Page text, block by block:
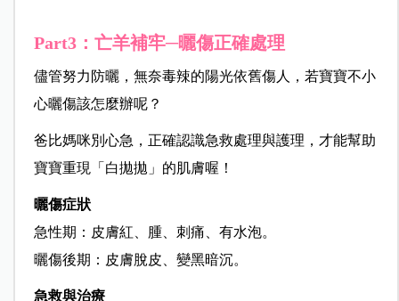
Part3：亡羊補牢─曬傷正確處理
儘管努力防曬，無奈毒辣的陽光依舊傷人，若寶寶不小
心曬傷該怎麼辦呢？
爸比媽咪別心急，正確認識急救處理與護理，才能幫助
寶寶重現「白拋拋」的肌膚喔！
曬傷症狀
急性期：皮膚紅、腫、刺痛、有水泡。
曬傷後期：皮膚脫皮、變黑暗沉。
急救與治療